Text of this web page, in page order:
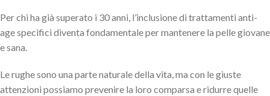
Per chi ha già superato i 30 anni, l’inclusione di trattamenti anti-
age specifici diventa fondamentale per mantenere la pelle giovane
e sana.
Le rughe sono una parte naturale della vita, ma con le giuste
attenzioni possiamo prevenire la loro comparsa e ridurre quelle